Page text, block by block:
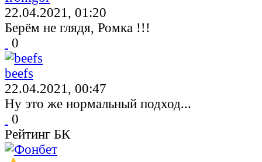
22.04.2021, 01:20
Берём не глядя, Ромка !!!
0
beefs
22.04.2021, 00:47
Ну это же нормальный подход...
0
Рейтинг БК